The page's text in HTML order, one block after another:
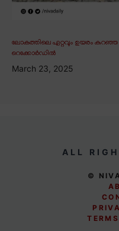
ലോകത്തിലെ ഏറ്റവും ഉയരം കുറഞ്ഞ
റെക്കോർഡിൽ
March 23, 2025
ALL
©